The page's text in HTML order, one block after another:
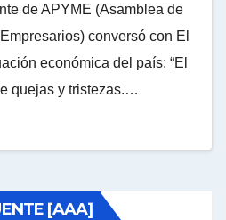
de APYME (Asamblea de
conversó con El
económica del país: “El
quejas y tristezas.…
[AAA]